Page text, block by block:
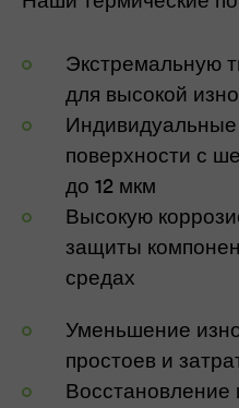
Экстремальную
для высокой
Индивидуальные
поверхности с
до 12 мкм
Высокую
защиты
средах
Уменьшение
простоев и
Восстановление